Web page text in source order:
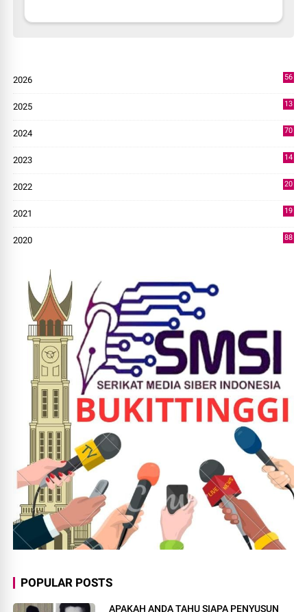
2026
56
2025
13
2024
70
2023
14
2022
20
2021
19
2020
88
POPULAR POSTS
APAKAH ANDA TAHU SIAPA PENYUSUN